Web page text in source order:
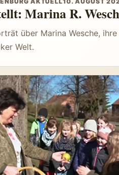
Marina R.
über Marina Wesche,
Welt.